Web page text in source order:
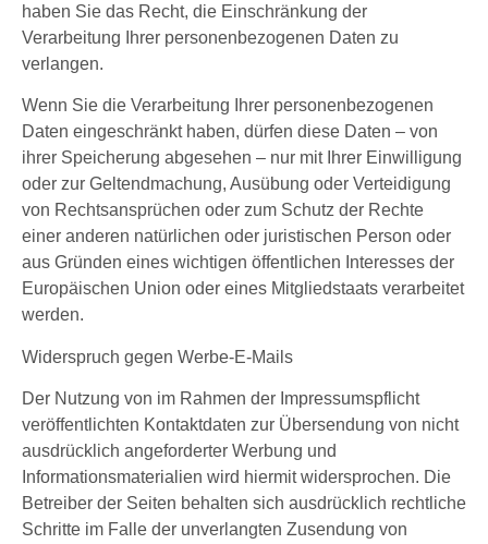
haben Sie das Recht, die Einschränkung der
Verarbeitung Ihrer personenbezogenen Daten zu
verlangen.
Wenn Sie die Verarbeitung Ihrer personenbezogenen
Daten eingeschränkt haben, dürfen diese Daten – von
ihrer Speicherung abgesehen – nur mit Ihrer Einwilligung
oder zur Geltendmachung, Ausübung oder Verteidigung
von Rechtsansprüchen oder zum Schutz der Rechte
einer anderen natürlichen oder juristischen Person oder
aus Gründen eines wichtigen öffentlichen Interesses der
Europäischen Union oder eines Mitgliedstaats verarbeitet
werden.
Widerspruch gegen Werbe-E-Mails
Der Nutzung von im Rahmen der Impressumspflicht
veröffentlichten Kontaktdaten zur Übersendung von nicht
ausdrücklich angeforderter Werbung und
Informationsmaterialien wird hiermit widersprochen. Die
Betreiber der Seiten behalten sich ausdrücklich rechtliche
Schritte im Falle der unverlangten Zusendung von